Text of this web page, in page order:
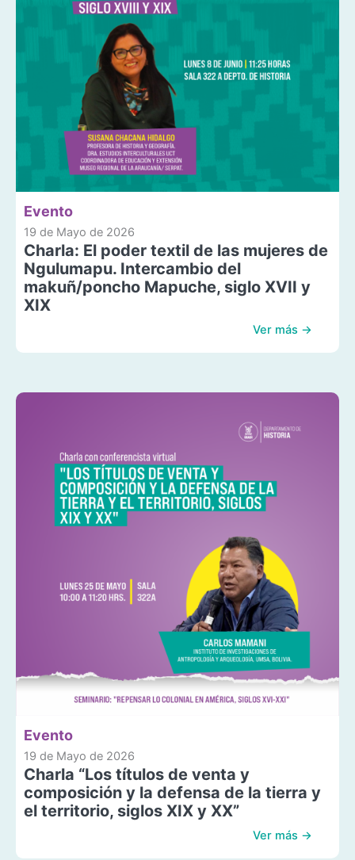
Evento
19 de Mayo de 2026
Charla: El poder textil de las mujeres de
Ngulumapu. Intercambio del
makuñ/poncho Mapuche, siglo XVII y
XIX
Ver más →
Evento
19 de Mayo de 2026
Charla “Los títulos de venta y
composición y la defensa de la tierra y
el territorio, siglos XIX y XX”
Ver más →